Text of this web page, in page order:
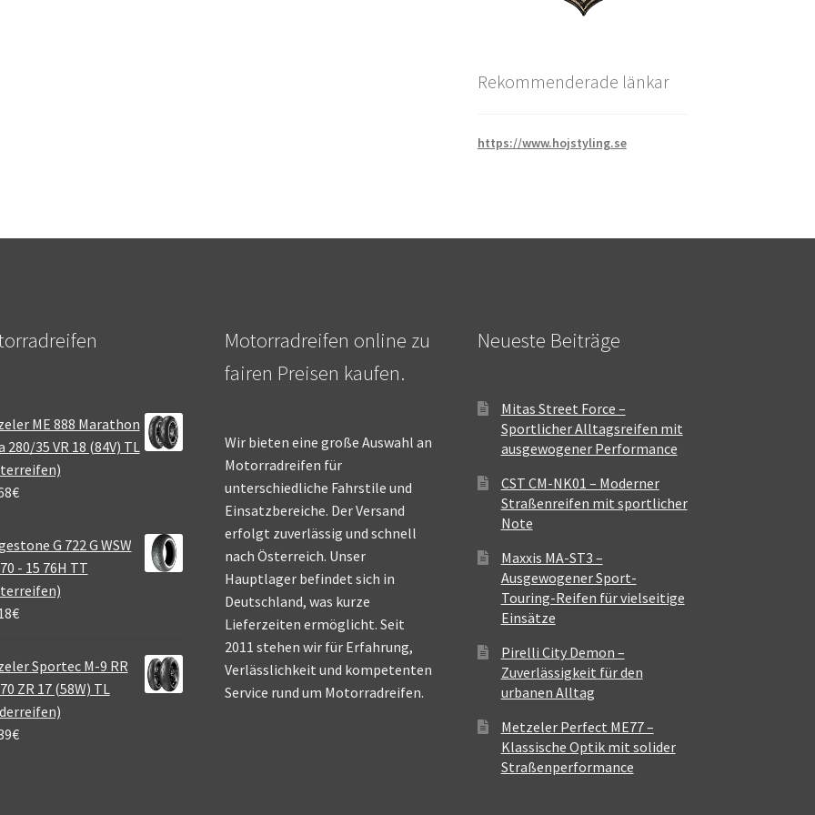
Rekommenderade länkar
https://www.hojstyling.se
ME 888 Marathon
280/35 VR 18 (84V) TL
€
G 722 G WSW
- 15 76H TT
€
Sportec M-9 RR
ZR 17 (58W) TL
€
Motorradreifen online zu
fairen Preisen kaufen.
Wir bieten eine große Auswahl an
Motorradreifen für
unterschiedliche Fahrstile und
Einsatzbereiche. Der Versand
erfolgt zuverlässig und schnell
nach Österreich. Unser
Hauptlager befindet sich in
Deutschland, was kurze
Lieferzeiten ermöglicht. Seit
2011 stehen wir für Erfahrung,
Verlässlichkeit und kompetenten
Service rund um Motorradreifen.
Neueste Beiträge
Mitas Street Force –
Sportlicher Alltagsreifen mit
ausgewogener Performance
CST CM-NK01 – Moderner
Straßenreifen mit sportlicher
Note
Maxxis MA-ST3 –
Ausgewogener Sport-
Touring-Reifen für vielseitige
Einsätze
Pirelli City Demon –
Zuverlässigkeit für den
urbanen Alltag
Metzeler Perfect ME77 –
Klassische Optik mit solider
Straßenperformance